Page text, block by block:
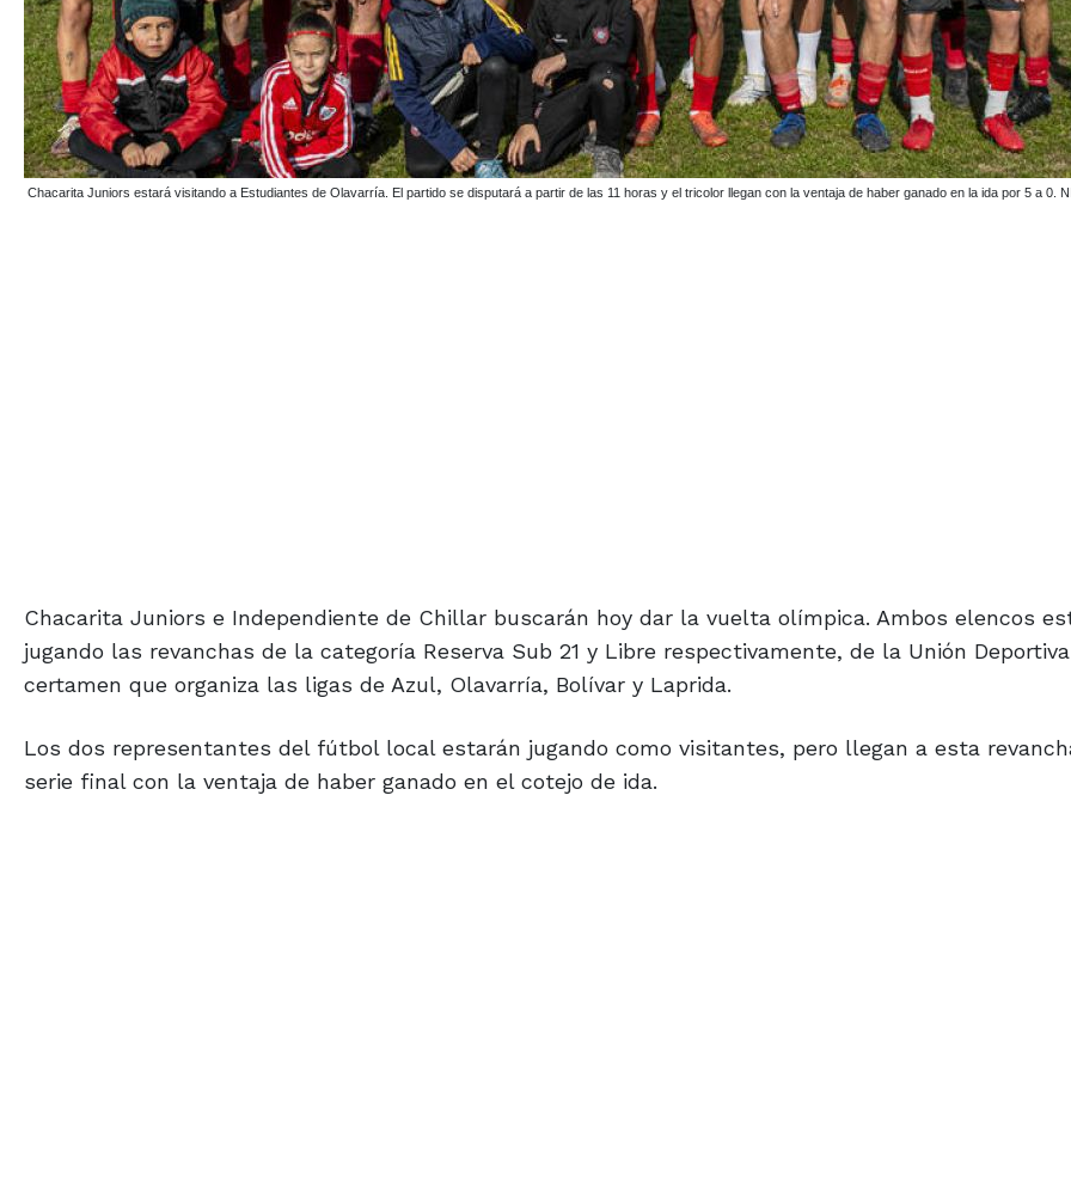
Independiente de Chillar viajar a Laprida para enfrentar a Lilán. El encuentro comenzará a las 14 y el rojo ganó por 2 a 1 en el primer partido.
Chacarita Juniors e Independiente de Chillar buscarán hoy dar la vuelta olímpica. Ambos elencos
jugando las revanchas de la categoría Reserva Sub 21 y Libre respectivamente, de la Unión
certamen que organiza las ligas de Azul, Olavarría, Bolívar y Laprida.
Los dos representantes del fútbol local estarán jugando como visitantes, pero llegan a esta
serie final con la ventaja de haber ganado en el cotejo de ida.